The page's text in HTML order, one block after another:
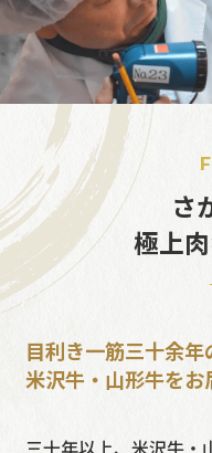
さ
極上
目利き一筋三十余
米沢牛・山形牛をお